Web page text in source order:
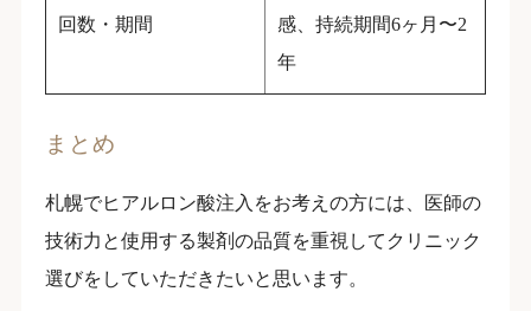
回数・期間
感、持続期間6ヶ月〜2
年
まとめ
札幌でヒアルロン酸注入をお考えの方には、医師の
技術力と使用する製剤の品質を重視してクリニック
選びをしていただきたいと思います。